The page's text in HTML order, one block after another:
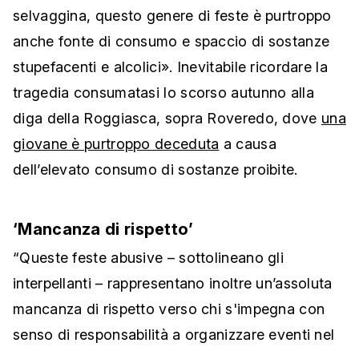
selvaggina, questo genere di feste è purtroppo
anche fonte di consumo e spaccio di sostanze
stupefacenti e alcolici». Inevitabile ricordare la
tragedia consumatasi lo scorso autunno alla
diga della Roggiasca, sopra Roveredo, dove una
giovane è purtroppo deceduta a causa
dell’elevato consumo di sostanze proibite.
‘Mancanza di rispetto’
“Queste feste abusive – sottolineano gli
interpellanti – rappresentano inoltre un’assoluta
mancanza di rispetto verso chi s'impegna con
senso di responsabilità a organizzare eventi nel